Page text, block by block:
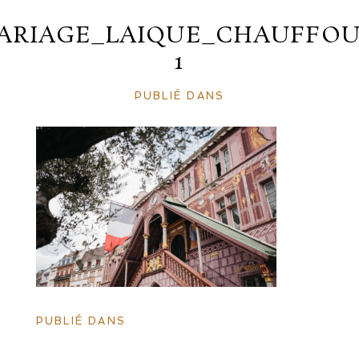
1
PUBLIÉ DANS
PUBLIÉ DANS